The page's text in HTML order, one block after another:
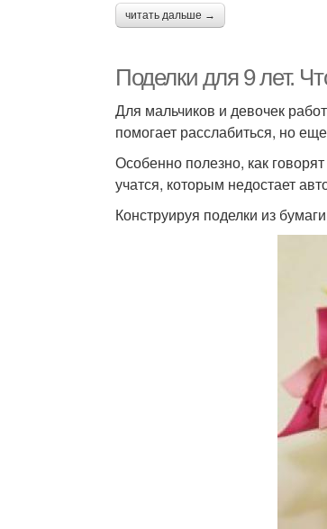
читать дальше →
Поделки для 9 лет.
Для мальчиков и девочек
помогает расслабиться, но
Особенно полезно, как
учатся, которым недостает
Конструируя поделки из